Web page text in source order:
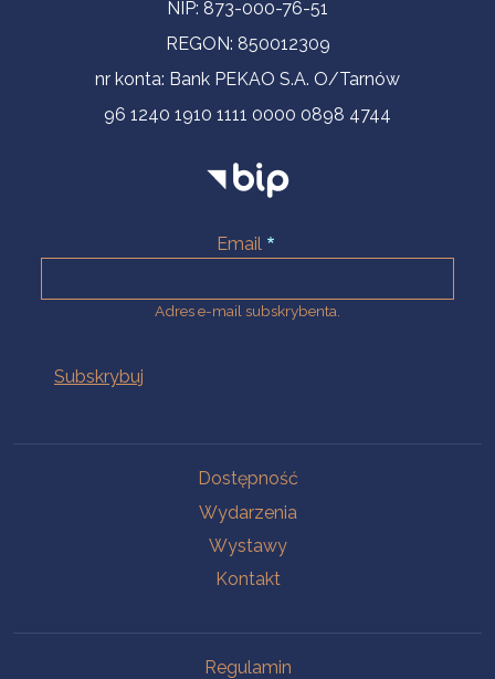
NIP: 873-000-76-51
REGON: 850012309
nr konta: Bank PEKAO S.A. O/Tarnów
96 1240 1910 1111 0000 0898 4744
Email
Adres e-mail subskrybenta.
Dostępność
Wydarzenia
Wystawy
Kontakt
Regulamin